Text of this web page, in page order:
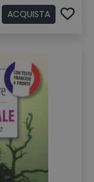
ACQUISTA